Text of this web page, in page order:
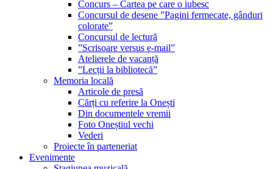
Concurs – Cartea pe care o iubesc
Concursul de desene ”Pagini fermecate, gânduri
colorate”
Concursul de lectură
”Scrisoare versus e-mail”
Atelierele de vacanță
”Lecții la bibliotecă”
Memoria locală
Articole de presă
Cărți cu referire la Onești
Din documentele vremii
Foto Oneștiul vechi
Vederi
Proiecte în parteneriat
Evenimente